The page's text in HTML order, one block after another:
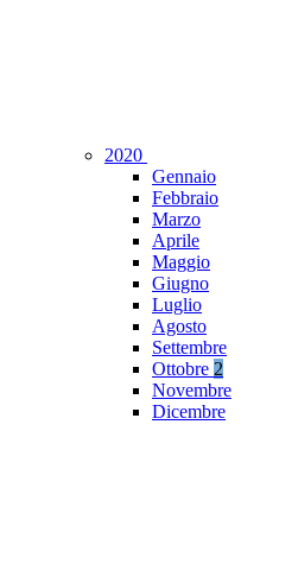
2020
Gennaio
Febbraio
Marzo
Aprile
Maggio
Giugno
Luglio
Agosto
Settembre
Ottobre 2
Novembre
Dicembre